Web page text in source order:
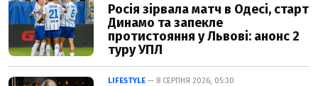
Росія зірвала матч в Одесі, старт
Динамо та запекле
протистояння у Львові: анонс 2
туру УПЛ
LIFESTYLE — 8 СЕРПНЯ 2026, 05:30